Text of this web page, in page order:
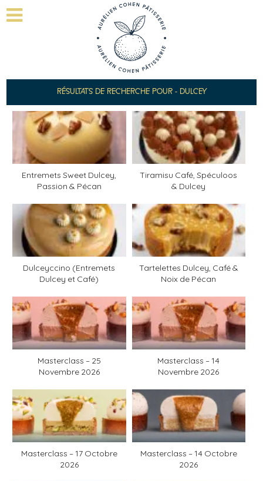
RÉSULTATS DE RECHERCHE POUR - DULCEY
Entremets Sweet Dulcey,
Passion & Pécan
Tiramisu Café, Spéculoos
& Dulcey
Dulceyccino (Entremets
Dulcey et Café)
Tartelettes Dulcey, Café &
Noix de Pécan
Masterclass – 25
Novembre 2026
Masterclass – 14
Novembre 2026
Masterclass – 17 Octobre
2026
Masterclass – 14 Octobre
2026